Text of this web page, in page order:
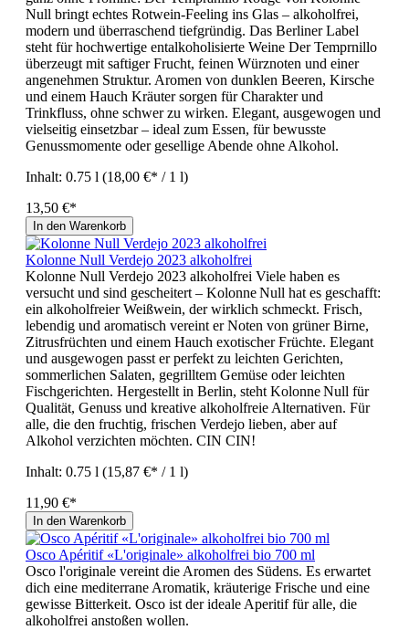
Null bringt echtes Rotwein-Feeling ins Glas – alkoholfrei,
modern und überraschend tiefgründig. Das Berliner Label
steht für hochwertige entalkoholisierte Weine Der Temprnillo
überzeugt mit saftiger Frucht, feinen Würznoten und einer
angenehmen Struktur. Aromen von dunklen Beeren, Kirsche
und einem Hauch Kräuter sorgen für Charakter und
Trinkfluss, ohne schwer zu wirken. Elegant, ausgewogen und
vielseitig einsetzbar – ideal zum Essen, für bewusste
Genussmomente oder gesellige Abende ohne Alkohol.
Inhalt: 0.75 l (18,00 €* / 1 l)
13,50 €*
In den Warenkorb
Kolonne Null Verdejo 2023 alkoholfrei
Kolonne Null Verdejo 2023 alkoholfrei Viele haben es
versucht und sind gescheitert – Kolonne Null hat es geschafft:
ein alkoholfreier Weißwein, der wirklich schmeckt. Frisch,
lebendig und aromatisch vereint er Noten von grüner Birne,
Zitrusfrüchten und einem Hauch exotischer Früchte. Elegant
und ausgewogen passt er perfekt zu leichten Gerichten,
sommerlichen Salaten, gegrilltem Gemüse oder leichten
Fischgerichten. Hergestellt in Berlin, steht Kolonne Null für
Qualität, Genuss und kreative alkoholfreie Alternativen. Für
alle, die den fruchtig, frischen Verdejo lieben, aber auf
Alkohol verzichten möchten. CIN CIN!
Inhalt: 0.75 l (15,87 €* / 1 l)
11,90 €*
In den Warenkorb
Osco Apéritif «L'originale» alkoholfrei bio 700 ml
Osco l'originale vereint die Aromen des Südens. Es erwartet
dich eine mediterrane Aromatik, kräuterige Frische und eine
gewisse Bitterkeit. Osco ist der ideale Aperitif für alle, die
alkoholfrei anstoßen wollen.